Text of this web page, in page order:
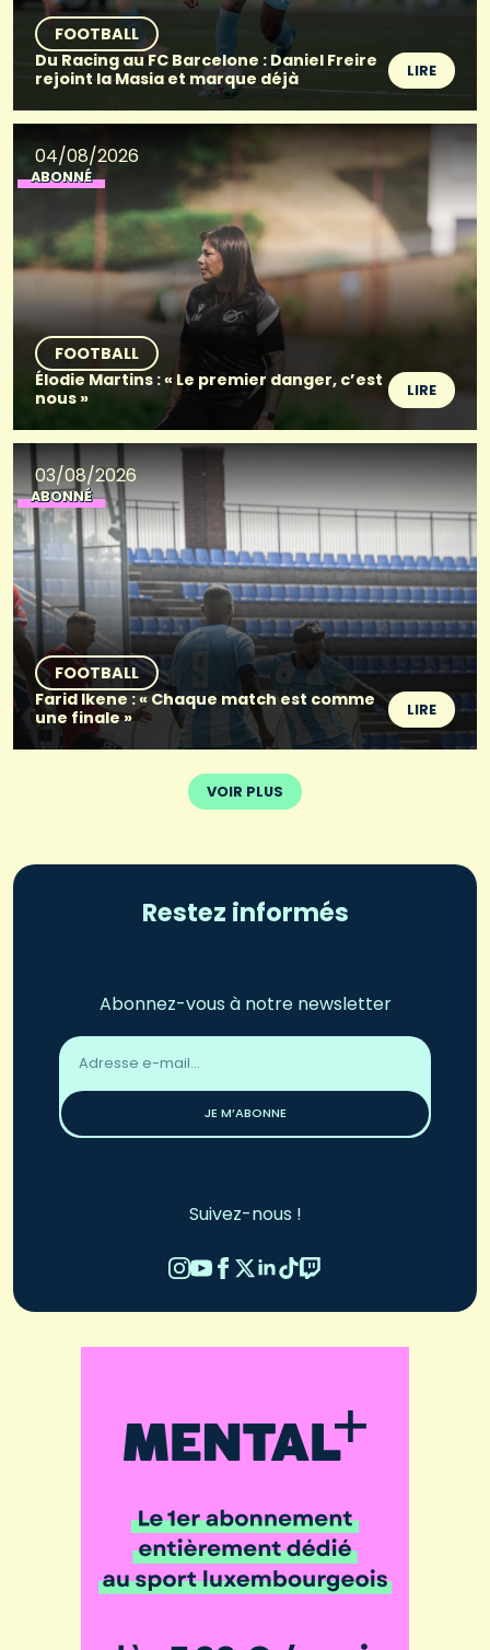
FOOTBALL
Du Racing au FC Barcelone : Daniel Freire
rejoint la Masia et marque déjà
LIRE
04/08/2026
ABONNÉ
FOOTBALL
Élodie Martins : « Le premier danger, c’est
nous »
LIRE
03/08/2026
ABONNÉ
FOOTBALL
Farid Ikene : « Chaque match est comme
une finale »
LIRE
VOIR PLUS
Restez informés
Abonnez-vous à notre newsletter
Adresse
email
JE M’ABONNE
Suivez-nous !